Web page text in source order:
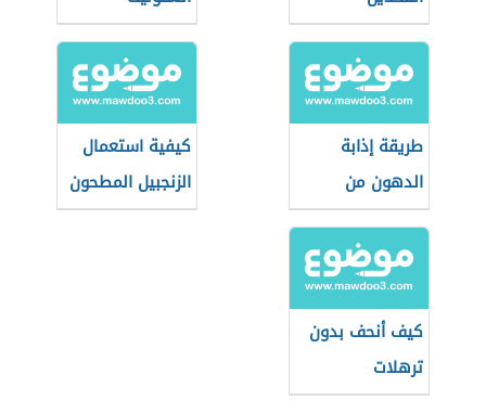
طريقة إذابة
الدهون من
الأفخاذ
كيفية استعمال
الزنجبيل المطحون
للتنحيف
كيف أنحف بدون
ترهلات